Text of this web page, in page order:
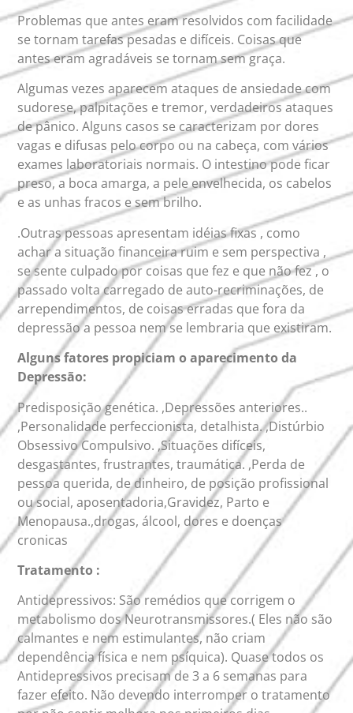
Problemas que antes eram resolvidos com facilidade
se tornam tarefas pesadas e difíceis. Coisas que
antes eram agradáveis se tornam sem graça.
Algumas vezes aparecem ataques de ansiedade com
sudorese, palpitações e tremor, verdadeiros ataques
de pânico. Alguns casos se caracterizam por dores
vagas e difusas pelo corpo ou na cabeça, com vários
exames laboratoriais normais. O intestino pode ficar
preso, a boca amarga, a pele envelhecida, os cabelos
e as unhas fracos e sem brilho.
.Outras pessoas apresentam idéias fixas , como
achar a situação financeira ruim e sem perspectiva ,
se sente culpado por coisas que fez e que não fez , o
passado volta carregado de auto-recriminações, de
arrependimentos, de coisas erradas que fora da
depressão a pessoa nem se lembraria que existiram.
Alguns fatores propiciam o aparecimento da
Depressão:
Predisposição genética. ,Depressões anteriores..
,Personalidade perfeccionista, detalhista. ,Distúrbio
Obsessivo Compulsivo. ,Situações difíceis,
desgastantes, frustrantes, traumática. ,Perda de
pessoa querida, de dinheiro, de posição profissional
ou social, aposentadoria,Gravidez, Parto e
Menopausa.,drogas, álcool, dores e doenças
cronicas
Tratamento :
Antidepressivos: São remédios que corrigem o
metabolismo dos Neurotransmissores.( Eles não são
calmantes e nem estimulantes, não criam
dependência física e nem psíquica). Quase todos os
Antidepressivos precisam de 3 a 6 semanas para
fazer efeito. Não devendo interromper o tratamento